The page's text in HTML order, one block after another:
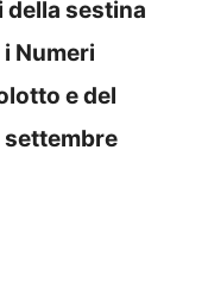
della sestina
Numeri
e del
settembre